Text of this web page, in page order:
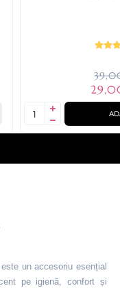
un accesoriu esențial
pe igienă, confort și